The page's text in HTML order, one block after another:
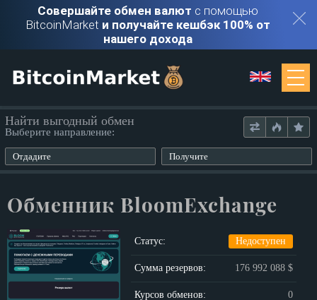
Совершайте обмен валют с помощью
BitcoinMarket и получайте кешбэк 100% от
нашего дохода
Обменники
Найти выгодный обмен
Выберите направление:
Отдадите Получите
Обменник BloomExchange
Статус: Недоступен
Сумма резервов: 176 992 088 $
Курсов обменов: 0